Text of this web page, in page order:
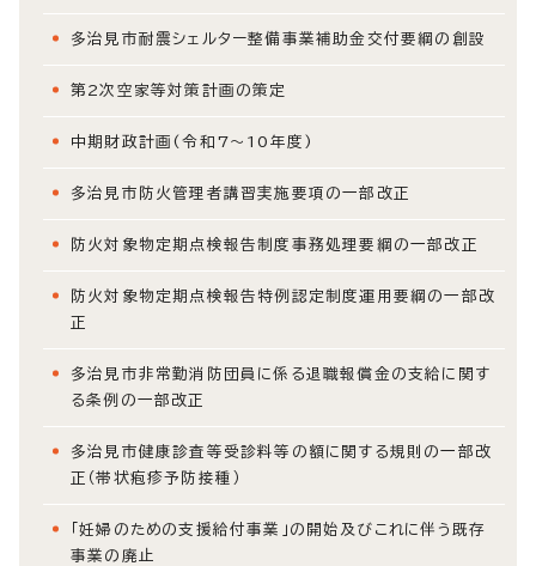
多治見市耐震シェルター整備事業補助金交付要綱の創設
第2次空家等対策計画の策定
中期財政計画(令和7～10年度)
多治見市防火管理者講習実施要項の一部改正
防火対象物定期点検報告制度事務処理要綱の一部改正
防火対象物定期点検報告特例認定制度運用要綱の一部改
正
多治見市非常勤消防団員に係る退職報償金の支給に関す
る条例の一部改正
多治見市健康診査等受診料等の額に関する規則の一部改
正（帯状疱疹予防接種）
「妊婦のための支援給付事業」の開始及びこれに伴う既存
事業の廃止